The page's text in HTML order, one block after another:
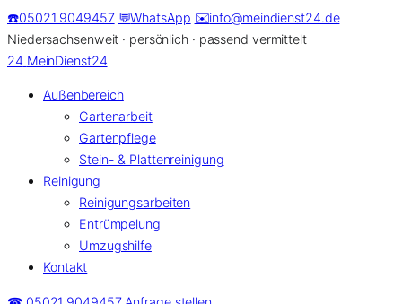
Zum
Inhalt
springen
☎️05021 9049457 💬WhatsApp ✉️info@meindienst24.de
Niedersachsenweit · persönlich · passend vermittelt
24 MeinDienst24
Außenbereich
Gartenarbeit
Gartenpflege
Stein- & Plattenreinigung
Reinigung
Reinigungsarbeiten
Entrümpelung
Umzugshilfe
Kontakt